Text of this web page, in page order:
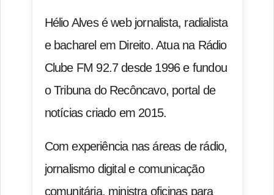
Hélio Alves é web jornalista, radialista
e bacharel em Direito. Atua na Rádio
Clube FM 92.7 desde 1996 e fundou
o Tribuna do Recôncavo, portal de
notícias criado em 2015.
Com experiência nas áreas de rádio,
jornalismo digital e comunicação
comunitária, ministra oficinas para